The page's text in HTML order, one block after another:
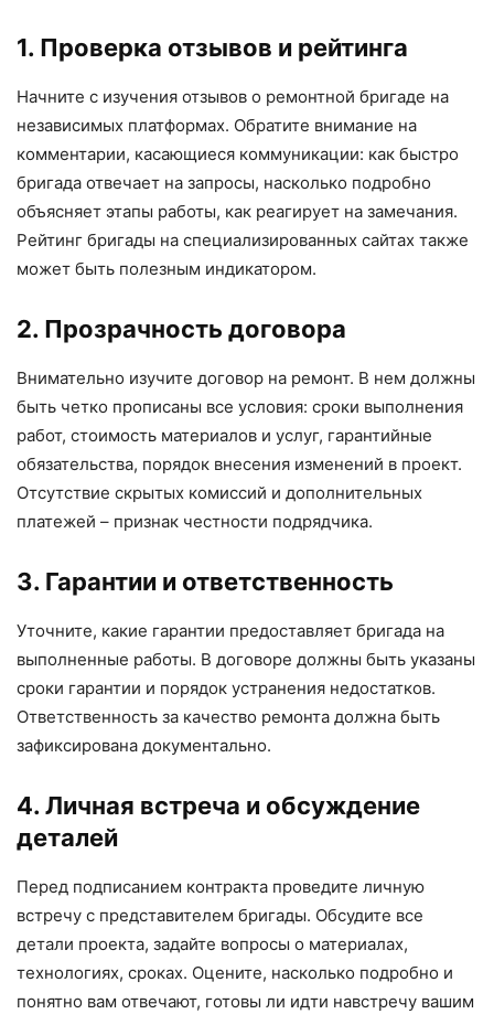
1. Проверка отзывов и рейтинга
Начните с изучения отзывов о ремонтной бригаде на
независимых платформах. Обратите внимание на
комментарии, касающиеся коммуникации: как быстро
бригада отвечает на запросы, насколько подробно
объясняет этапы работы, как реагирует на замечания.
Рейтинг бригады на специализированных сайтах также
может быть полезным индикатором.
2. Прозрачность договора
Внимательно изучите договор на ремонт. В нем должны
быть четко прописаны все условия: сроки выполнения
работ, стоимость материалов и услуг, гарантийные
обязательства, порядок внесения изменений в проект.
Отсутствие скрытых комиссий и дополнительных
платежей – признак честности подрядчика.
3. Гарантии и ответственность
Уточните, какие гарантии предоставляет бригада на
выполненные работы. В договоре должны быть указаны
сроки гарантии и порядок устранения недостатков.
Ответственность за качество ремонта должна быть
зафиксирована документально.
4. Личная встреча и обсуждение
деталей
Перед подписанием контракта проведите личную
встречу с представителем бригады. Обсудите все
детали проекта, задайте вопросы о материалах,
технологиях, сроках. Оцените, насколько подробно и
понятно вам отвечают, готовы ли идти навстречу вашим